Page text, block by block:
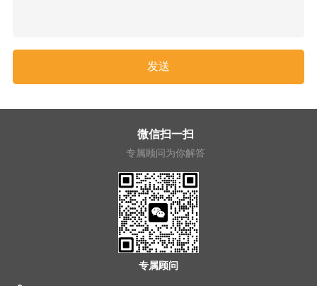
专属顾问
微信扫一扫
专属顾问为你解答